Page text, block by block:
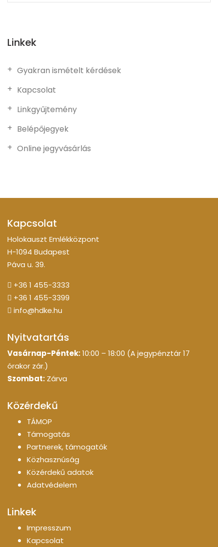
Linkek
Gyakran ismételt kérdések
Kapcsolat
Linkgyűjtemény
Belépőjegyek
Online jegyvásárlás
Kapcsolat
Holokauszt Emlékközpont
H-1094 Budapest
Páva u. 39.
+36 1 455-3333
+36 1 455-3399
info@hdke.hu
Nyitvatartás
Vasárnap-Péntek:10:00 – 18:00 (A jegypénztár 17
órakor zár.)
Szombat: Zárva
Közérdekű
TÁMOP
Támogatás
Partnerek, támogatók
Közhasznúság
Közérdekű adatok
Adatvédelem
Linkek
Impresszum
Kapcsolat